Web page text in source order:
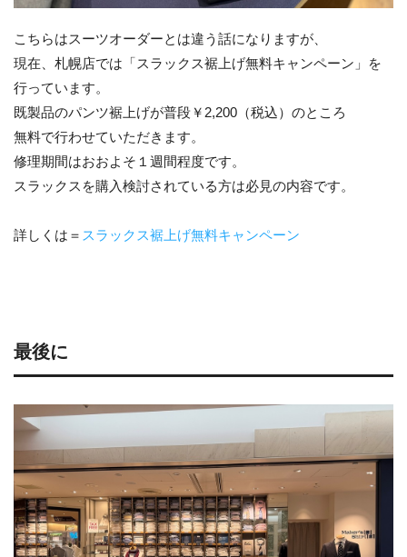
こちらはスーツオーダーとは違う話になりますが、
現在、札幌店では「スラックス裾上げ無料キャンペーン」を
行っています。
既製品のパンツ裾上げが普段￥2,200（税込）のところ
無料で行わせていただきます。
修理期間はおおよそ１週間程度です。
スラックスを購入検討されている方は必見の内容です。
詳しくは＝ スラックス裾上げ無料キャンペーン
最後に